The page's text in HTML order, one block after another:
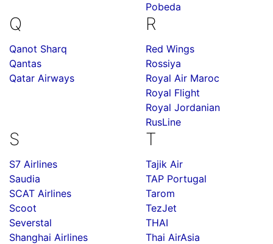
Pobeda
Q
Qanot Sharq
Qantas
Qatar Airways
R
Red Wings
Rossiya
Royal Air Maroc
Royal Flight
Royal Jordanian
RusLine
S
S7 Airlines
Saudia
SCAT Airlines
Scoot
Severstal
Shanghai Airlines
T
Tajik Air
TAP Portugal
Tarom
TezJet
THAI
Thai AirAsia